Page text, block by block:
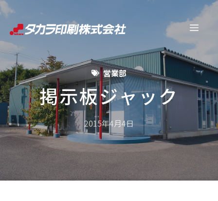
コ
ン
へ
ス
キ
プ
メ
ュ
ー
営業部
掲示板ジャック
2015年4月4日